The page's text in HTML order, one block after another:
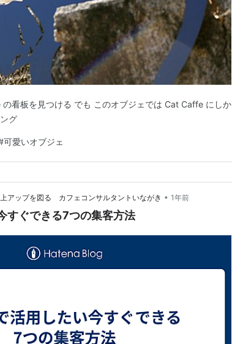
看板を見つける でも このオブジェでは Cat Caffe にしか
グ
可愛いオブジェ
アップを図る カフェコンサルタントいながき • 1年前
すぐできる7つの集客方法